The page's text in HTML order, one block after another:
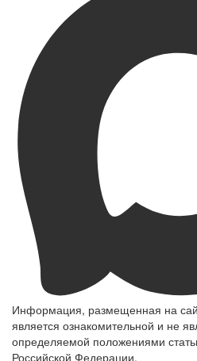
Информация, размещенная на
является ознакомительной и не
определяемой положениями
Российской Федерации.